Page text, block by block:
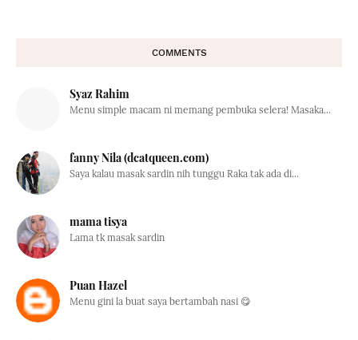
COMMENTS
Syaz Rahim
Menu simple macam ni memang pembuka selera! Masaka...
fanny Nila (dcatqueen.com)
Saya kalau masak sardin nih tunggu Raka tak ada di...
mama tisya
Lama tk masak sardin
Puan Hazel
Menu gini la buat saya bertambah nasi 😋